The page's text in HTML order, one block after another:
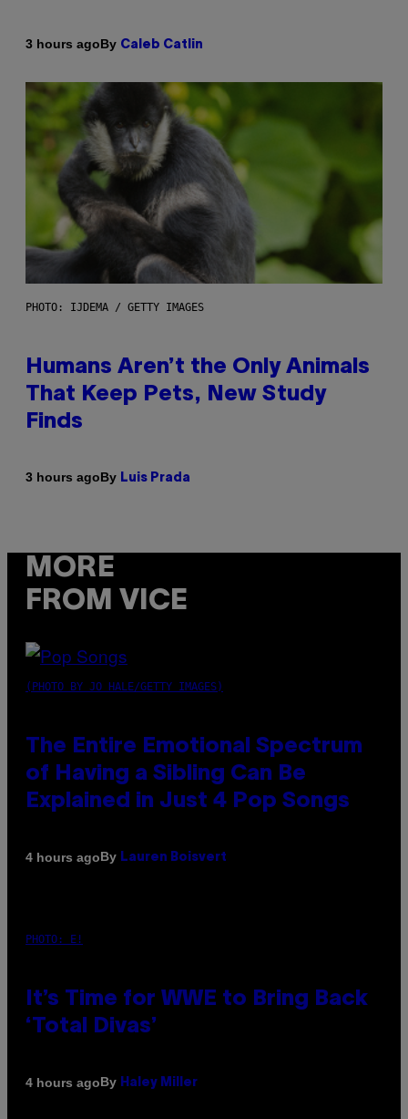
3 hours agoBy Caleb Catlin
PHOTO: IJDEMA / GETTY IMAGES
Humans Aren’t the Only Animals
That Keep Pets, New Study
Finds
3 hours agoBy Luis Prada
MORE
FROM VICE
(PHOTO BY JO HALE/GETTY IMAGES)
The Entire Emotional Spectrum
of Having a Sibling Can Be
Explained in Just 4 Pop Songs
4 hours agoBy Lauren Boisvert
PHOTO: E!
It’s Time for WWE to Bring Back
‘Total Divas’
4 hours agoBy Haley Miller